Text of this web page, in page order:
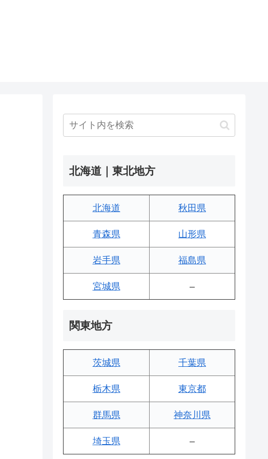
北海道｜東北地方
北海道 秋田県
青森県 山形県
岩手県 福島県
宮城県 –
関東地方
茨城県 千葉県
栃木県 東京都
群馬県 神奈川県
埼玉県 –